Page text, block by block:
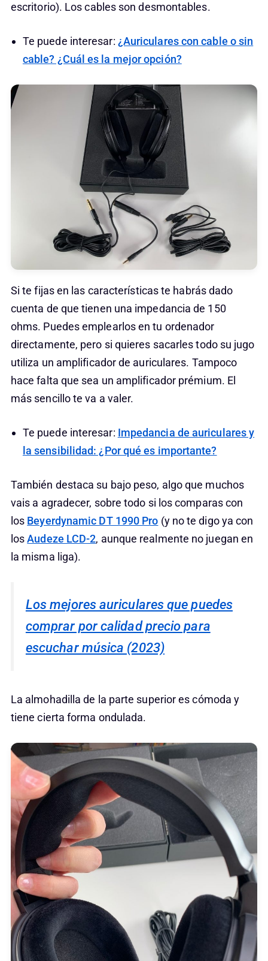
escritorio). Los cables son desmontables.
Te puede interesar: ¿Auriculares con cable o sin
cable? ¿Cuál es la mejor opción?
Si te fijas en las características te habrás dado
cuenta de que tienen una impedancia de 150
ohms. Puedes emplearlos en tu ordenador
directamente, pero si quieres sacarles todo su jugo
utiliza un amplificador de auriculares. Tampoco
hace falta que sea un amplificador prémium. El
más sencillo te va a valer.
Te puede interesar: Impedancia de auriculares y
la sensibilidad: ¿Por qué es importante?
También destaca su bajo peso, algo que muchos
vais a agradecer, sobre todo si los comparas con
los Beyerdynamic DT 1990 Pro (y no te digo ya con
losAudeze LCD-2, aunque realmente no juegan en
la misma liga).
Los mejores auriculares que puedes
comprar por calidad precio para
escuchar música (2023)
La almohadilla de la parte superior es cómoda y
tiene cierta forma ondulada.